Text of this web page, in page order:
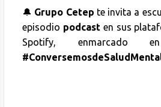
🔔 Grupo Cetep te invita a
episodio podcasten sus
Spotify, enmarcado